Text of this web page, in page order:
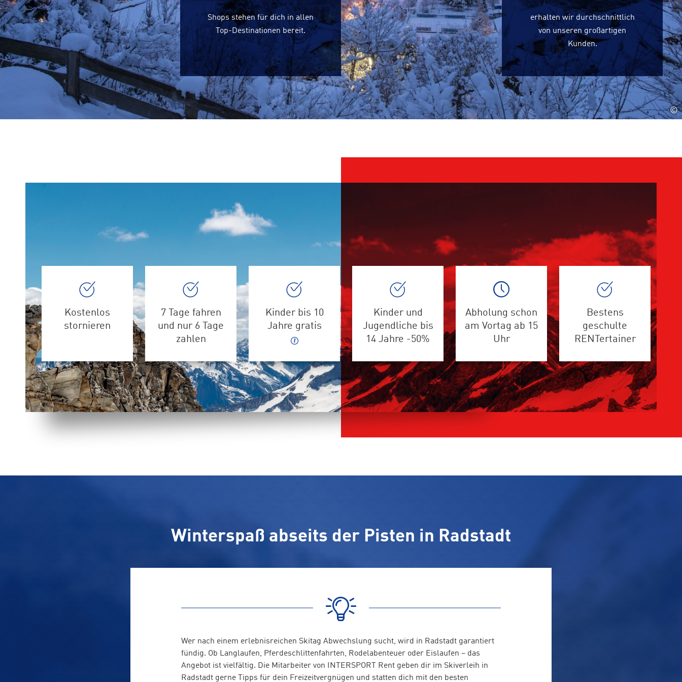
Shops stehen für dich in allen
Top-Destinationen bereit.
erhalten wir durchschnittlich
von unseren großartigen
Kunden.
©
Kostenlos
stornieren
7 Tage fahren
und nur 6 Tage
zahlen
Kinder bis 10
Jahre gratis
Kinder und
Jugendliche bis
14 Jahre -50%
Abholung schon
am Vortag ab 15
Uhr
Bestens
geschulte
RENTertainer
Winterspaß abseits der Pisten in Radstadt
Wer nach einem erlebnisreichen Skitag Abwechslung sucht, wird in Radstadt garantiert
fündig. Ob Langlaufen, Pferdeschlittenfahrten, Rodelabenteuer oder Eislaufen – das
Angebot ist vielfältig. Die Mitarbeiter von INTERSPORT Rent geben dir im Skiverleih in
Radstadt gerne Tipps für dein Freizeitvergnügen und statten dich mit den besten